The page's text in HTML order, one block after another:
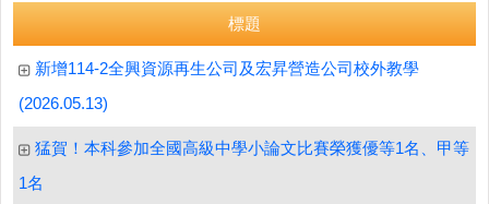
標題
新增114-2全興資源再生公司及宏昇營造公司校外教學
(2026.05.13)
猛賀！本科參加全國高級中學小論文比賽榮獲優等1名、甲等
1名